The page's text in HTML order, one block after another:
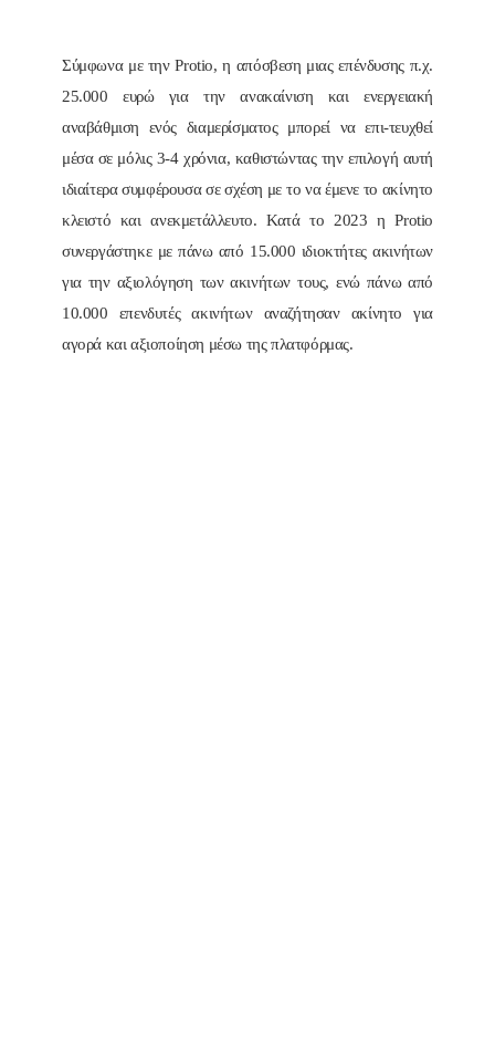
Σύμφωνα με την Protio, η απόσβεση μιας επένδυσης π.χ.
25.000 ευρώ για την ανακαίνιση και ενεργειακή
αναβάθμιση ενός διαμερίσματος μπορεί να επι-τευχθεί
μέσα σε μόλις 3-4 χρόνια, καθιστώντας την επιλογή αυτή
ιδιαίτερα συμφέρουσα σε σχέση με το να έμενε το ακίνητο
κλειστό και ανεκμετάλλευτο. Κατά το 2023 η Protio
συνεργάστηκε με πάνω από 15.000 ιδιοκτήτες ακινήτων
για την αξιολόγηση των ακινήτων τους, ενώ πάνω από
10.000 επενδυτές ακινήτων αναζήτησαν ακίνητο για
αγορά και αξιοποίηση μέσω της πλατφόρμας.